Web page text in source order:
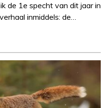
de 1e specht van dit jaar in
inmiddels: de…